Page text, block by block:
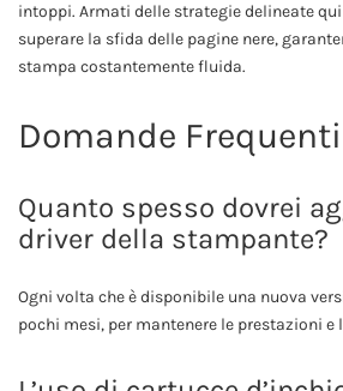
intoppi. Armati delle strategie delineate
superare la sfida delle pagine nere,
stampa costantemente fluida.
Domande Frequenti
Quanto spesso dovrei
driver della stampante?
Ogni volta che è disponibile una nuova
pochi mesi, per mantenere le prestazioni